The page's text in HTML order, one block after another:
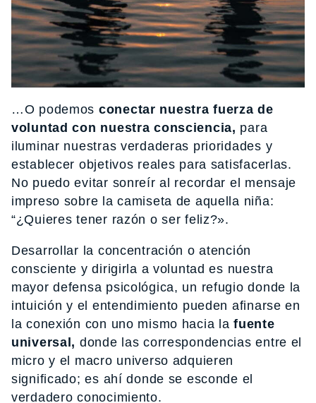
…O podemos conectar nuestra fuerza de
voluntad con nuestra consciencia, para
iluminar nuestras verdaderas prioridades y
establecer objetivos reales para satisfacerlas.
No puedo evitar sonreír al recordar el mensaje
impreso sobre la camiseta de aquella niña:
“¿Quieres tener razón o ser feliz?».
Desarrollar la concentración o atención
consciente y dirigirla a voluntad es nuestra
mayor defensa psicológica, un refugio donde la
intuición y el entendimiento pueden afinarse en
la conexión con uno mismo hacia lafuente
universal, donde las correspondencias entre el
micro y el macro universo adquieren
significado; es ahí donde se esconde el
verdadero conocimiento.